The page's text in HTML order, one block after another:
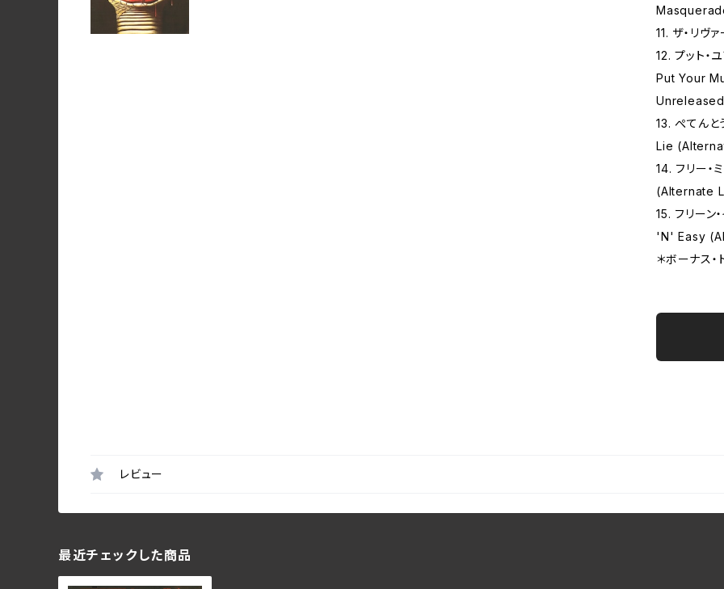
11. ザ‧リヴ
12. プット‧
Put Your
13. ぺてんと
Lie
14. フリー‧
(Alternate
15. フリーン
'N' Easy
＊ボーナス‧
レビュー
最近チェックした商品